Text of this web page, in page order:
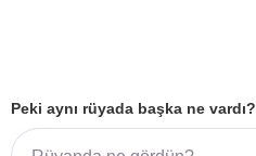
Peki aynı rüyada başka ne vardı?